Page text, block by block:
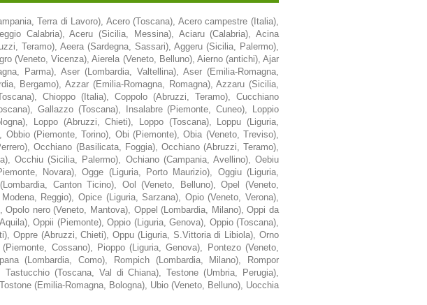
Terra di Lavoro), Acero (Toscana), Acero campestre (Italia),
Calabria), Aceru (Sicilia, Messina), Aciaru (Calabria), Acina
Teramo), Aeera (Sardegna, Sassari), Aggeru (Sicilia, Palermo),
(Veneto, Vicenza), Aierela (Veneto, Belluno), Aierno (antichi), Ajar
Parma), Aser (Lombardia, Valtellina), Aser (Emilia-Romagna,
Bergamo), Azzar (Emilia-Romagna, Romagna), Azzaru (Sicilia,
Chioppo (Italia), Coppolo (Abruzzi, Teramo), Cucchiano
Gallazzo (Toscana), Insalabre (Piemonte, Cuneo), Loppio
Loppo (Abruzzi, Chieti), Loppo (Toscana), Loppu (Liguria,
(Piemonte, Torino), Obi (Piemonte), Obia (Veneto, Treviso),
Occhiano (Basilicata, Foggia), Occhiano (Abruzzi, Teramo),
Occhiu (Sicilia, Palermo), Ochiano (Campania, Avellino), Oebiu
Novara), Ogge (Liguria, Porto Maurizio), Oggiu (Liguria,
Canton Ticino), Ool (Veneto, Belluno), Opel (Veneto,
Reggio), Opice (Liguria, Sarzana), Opio (Veneto, Verona),
nero (Veneto, Mantova), Oppel (Lombardia, Milano), Oppi da
Oppii (Piemonte), Oppio (Liguria, Genova), Oppio (Toscana),
Oppre (Abruzzi, Chieti), Oppu (Liguria, S.Vittoria di Libiola), Orno
Cossano), Pioppo (Liguria, Genova), Pontezo (Veneto,
(Lombardia, Como), Rompich (Lombardia, Milano), Rompor
(Toscana, Val di Chiana), Testone (Umbria, Perugia),
(Emilia-Romagna, Bologna), Ubio (Veneto, Belluno), Uocchia